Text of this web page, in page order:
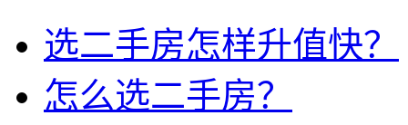
选二手房怎样升值快？
怎么选二手房？